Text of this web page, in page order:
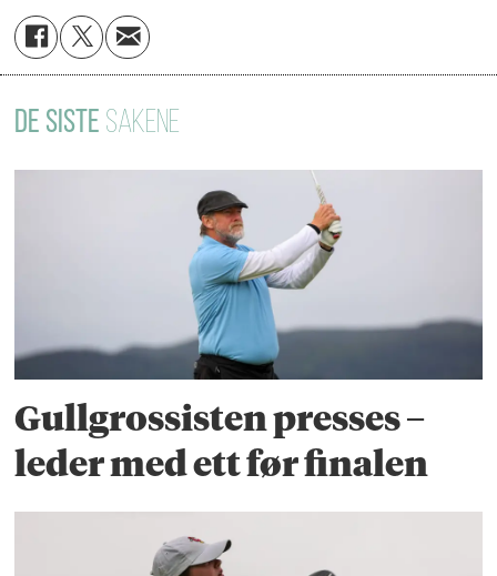
DE SISTE SAKENE
Gullgrossisten presses –
leder med ett før finalen